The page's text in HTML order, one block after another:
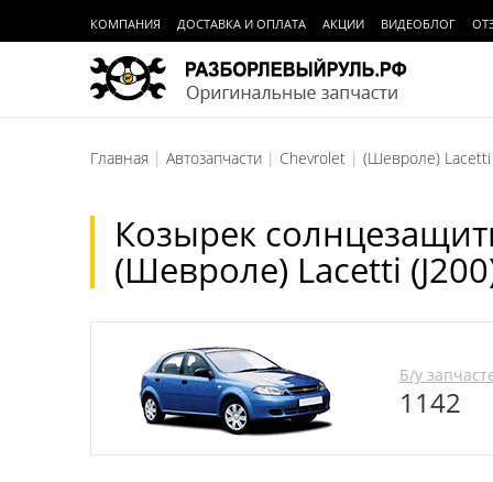
КОМПАНИЯ ДОСТАВКА И ОПЛАТА АКЦИИ ВИДЕОБЛОГ
Главная Автозапчасти Chevrolet (Шевроле) Lacetti
Козырек
(Шевроле) Lacetti
Б/у
1142